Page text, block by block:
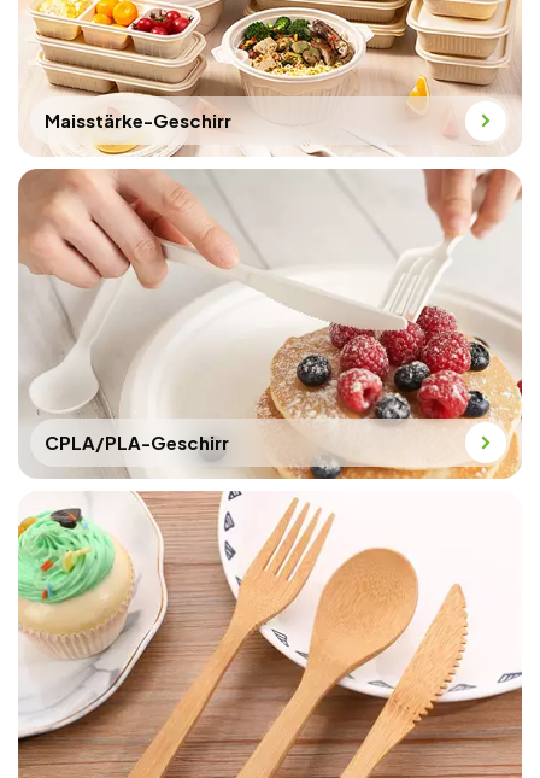
Mahlzeiten für
unterwegs.Robust und
zuverlässig: Trotz
seiner
umweltfreundlichen
Zusammensetzung
bietet diese Schüssel
Stabilität und
Haltbarkeit für
verschiedene
Lebensmittelarten.Stilvolles
Schrägdesign: Die
schräge Kante sorgt
für einen Hauch von
Raffinesse und
erleichtert gleichzeitig
den Zugang zu Ihrer
Mahlzeit.Auslaufsicherer
Kombination mit einem
dicht schließenden
Deckel verhindert
dieser Behälter ein
Verschütten und ist
somit ideal für Saucen,
Dressings oder den
Transport.Ideal für
Maisstärke-Geschirr
CPLA/PLA-Geschirr